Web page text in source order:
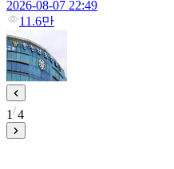
2026-08-07 22:49
11.6만
1 4